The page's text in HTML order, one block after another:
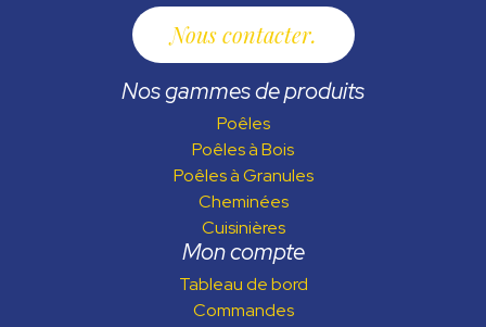
Nous contacter
Nos gammes de produits
Poêles
Poêles à Bois
Poêles à Granules
Cheminées
Cuisinières
Mon compte
Tableau de bord
Commandes